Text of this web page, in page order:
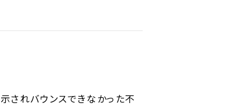
されバウンスできなかった不